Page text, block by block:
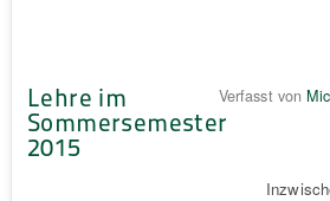
Lehre im
Sommersemester
2015
Verfasst von